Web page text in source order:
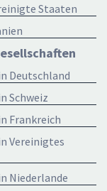
Staaten
Deutschland
Schweiz
Frankreich
Vereinigtes
Niederlande